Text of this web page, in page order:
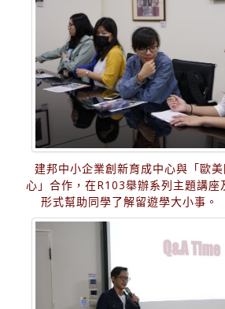
建邦中小企業創新育成中心與「歐
心」合作，在R103舉辦系列主題講座
形式幫助同學了解留遊學大小事。